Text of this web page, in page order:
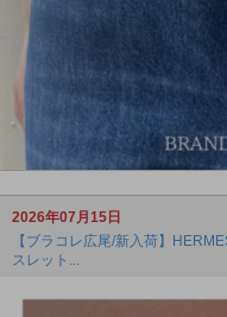
2026年07月15日
【ブラコレ広尾/新入荷】
スレット...